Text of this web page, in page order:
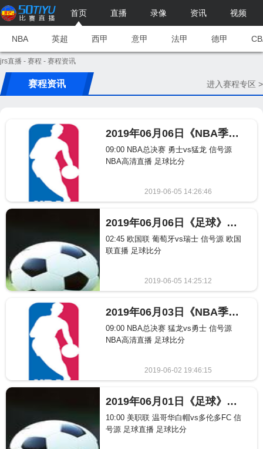
首页 直播 录像 资讯 视频
NBA 英超 西甲 意甲 法甲 德甲
jrs直播 - 赛程 - 赛程资讯
赛程资讯 进入赛程专区 >
2019年06月06日《NBA季后赛》NBA比赛赛程表
09:00 NBA总决赛 勇士vs猛龙 信号源
NBA高清直播 足球比分
2019-06-05 14:26:46
465
2019年06月06日《足球》比赛赛程表
02:45 欧国联 葡萄牙vs瑞士 信号源 欧国
联直播 足球比分
2019-06-05 14:25:12
430
2019年06月03日《NBA季后赛》NBA比赛赛程表
09:00 NBA总决赛 猛龙vs勇士 信号源
NBA高清直播 足球比分
2019-06-02 19:46:15
401
2019年06月01日《足球》比赛赛程表
10:00 美职联 温哥华白帽vs多伦多FC 信
号源 足球直播 足球比分